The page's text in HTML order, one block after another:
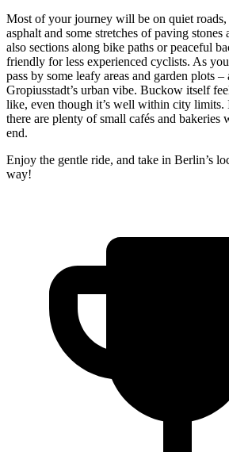
Most of your journey will be on quiet
asphalt and some stretches of paving stones
also sections along bike paths or peaceful
friendly for less experienced cyclists. As
pass by some leafy areas and garden plots –
Gropiusstadt’s urban vibe. Buckow itself
like, even though it’s well within city limits.
there are plenty of small cafés and bakeries
end.
Enjoy the gentle ride, and take in Berlin’s
way!